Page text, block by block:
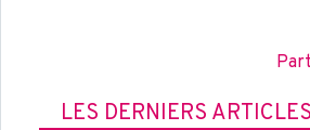
LES DERNIERS ARTICLES